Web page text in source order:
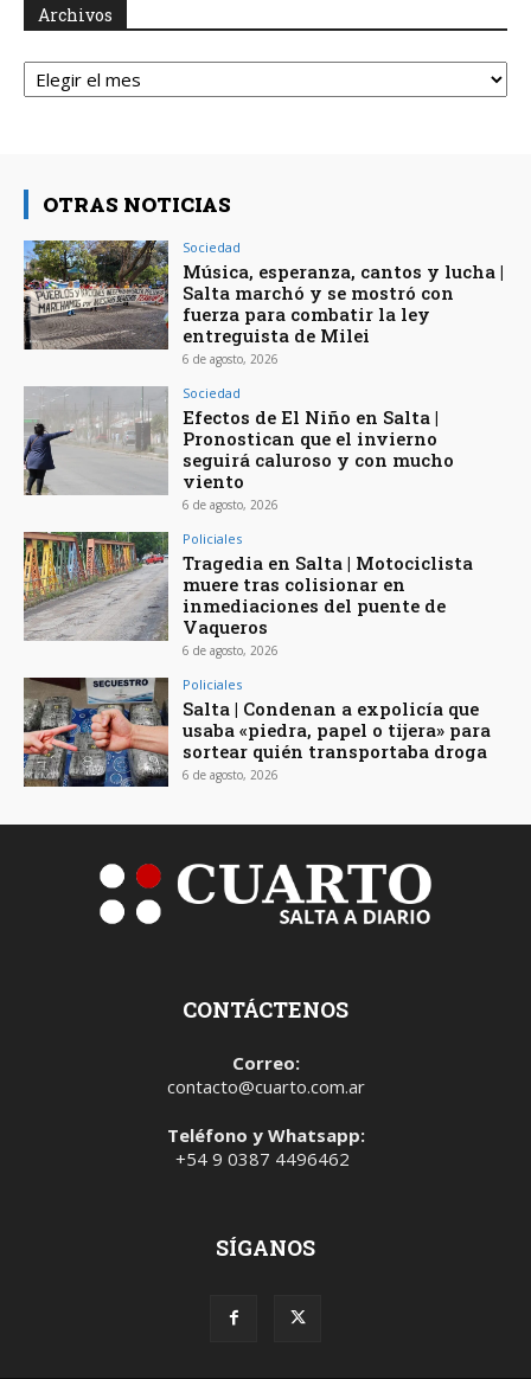
Archivos
Archivos
OTRAS NOTICIAS
Sociedad
Música, esperanza, cantos y lucha |
Salta marchó y se mostró con
fuerza para combatir la ley
entreguista de Milei
6 de agosto, 2026
Sociedad
Efectos de El Niño en Salta |
Pronostican que el invierno
seguirá caluroso y con mucho
viento
6 de agosto, 2026
Policiales
Tragedia en Salta | Motociclista
muere tras colisionar en
inmediaciones del puente de
Vaqueros
6 de agosto, 2026
Policiales
Salta | Condenan a expolicía que
usaba «piedra, papel o tijera» para
sortear quién transportaba droga
6 de agosto, 2026
CONTÁCTENOS
Correo:
contacto@cuarto.com.ar
Teléfono y Whatsapp:
+54 9 0387 4496462
SÍGANOS